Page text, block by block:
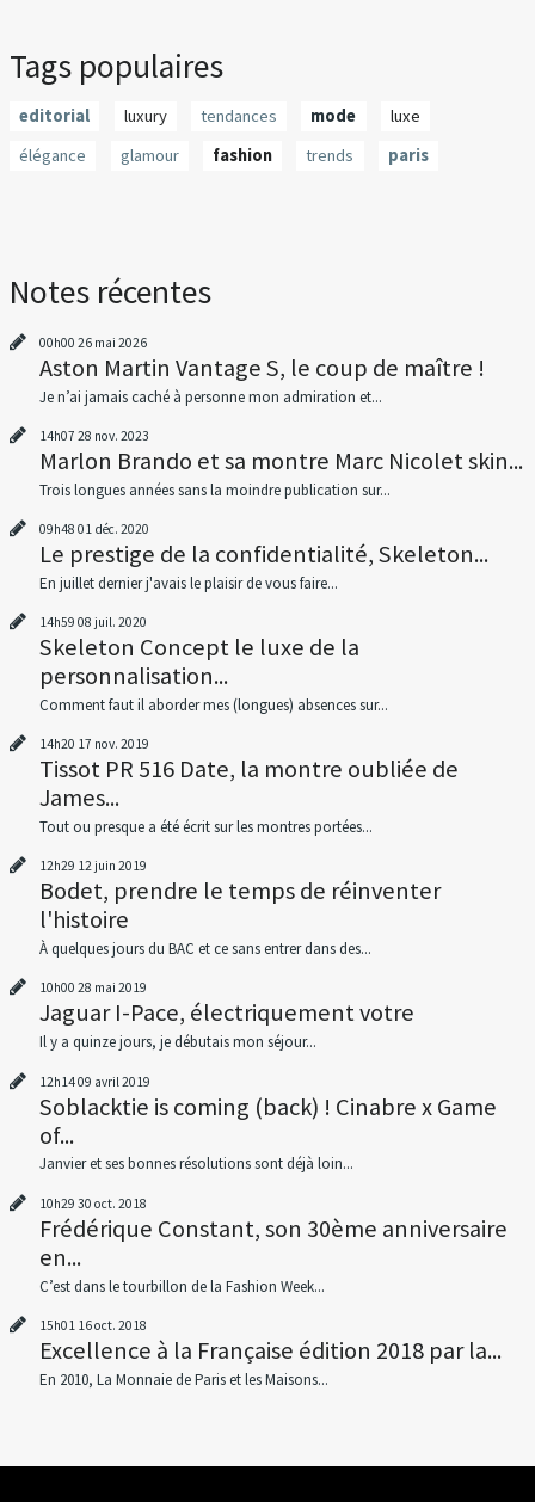
Tags populaires
editorial luxury tendances mode
luxe
élégance
glamour fashion trends paris
Notes récentes
00h00 26 mai 2026
Aston Martin Vantage S, le coup de maître !
Je n’ai jamais caché à personne mon admiration et...
14h07 28 nov. 2023
Marlon Brando et sa montre Marc Nicolet skin...
Trois longues années sans la moindre publication sur...
09h48 01 déc. 2020
Le prestige de la confidentialité, Skeleton...
En juillet dernier j'avais le plaisir de vous faire...
14h59 08 juil. 2020
Skeleton Concept le luxe de la
personnalisation...
Comment faut il aborder mes (longues) absences sur...
14h20 17 nov. 2019
Tissot PR 516 Date, la montre oubliée de
James...
Tout ou presque a été écrit sur les montres portées...
12h29 12 juin 2019
Bodet, prendre le temps de réinventer
l'histoire
À quelques jours du BAC et ce sans entrer dans des...
10h00 28 mai 2019
Jaguar I-Pace, électriquement votre
Il y a quinze jours, je débutais mon séjour...
12h1409 avril 2019
Soblacktie is coming (back) ! Cinabre x Game
of...
Janvier et ses bonnes résolutions sont déjà loin...
10h29 30 oct. 2018
Frédérique Constant, son 30ème anniversaire
en...
C’est dans le tourbillon de la Fashion Week...
15h01 16oct. 2018
Excellence à la Française édition 2018 par la...
En 2010, La Monnaie de Paris et les Maisons...